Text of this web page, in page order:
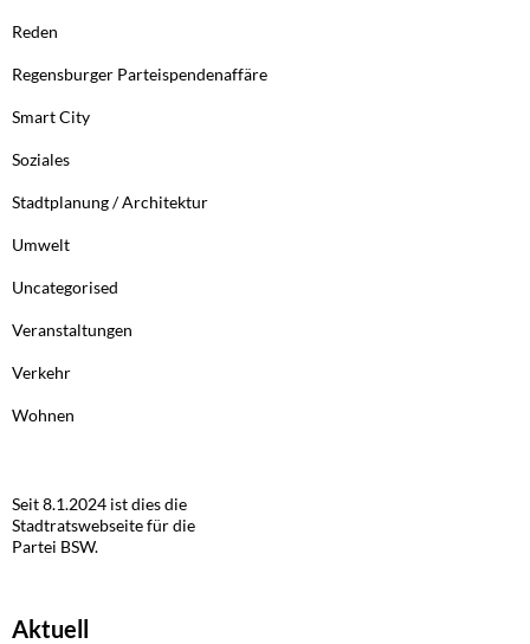
Reden
Regensburger Parteispendenaffäre
Smart City
Soziales
Stadtplanung / Architektur
Umwelt
Uncategorised
Veranstaltungen
Verkehr
Wohnen
Seit 8.1.2024 ist dies die
Stadtratswebseite für die
Partei BSW.
Aktuell